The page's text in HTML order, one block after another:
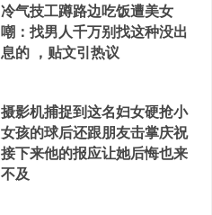
冷气技工蹲路边吃饭遭美女
嘲：找男人千万别找这种没出
息的 ，贴文引热议
摄影机捕捉到这名妇女硬抢小
女孩的球后还跟朋友击掌庆祝
接下来他的报应让她后悔也来
不及